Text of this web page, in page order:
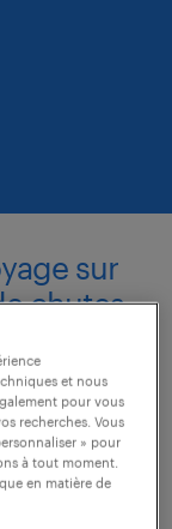
sur
chutes
chute
et nous
pour vous
recherches. Vous
» pour
à tout moment.
en matière de